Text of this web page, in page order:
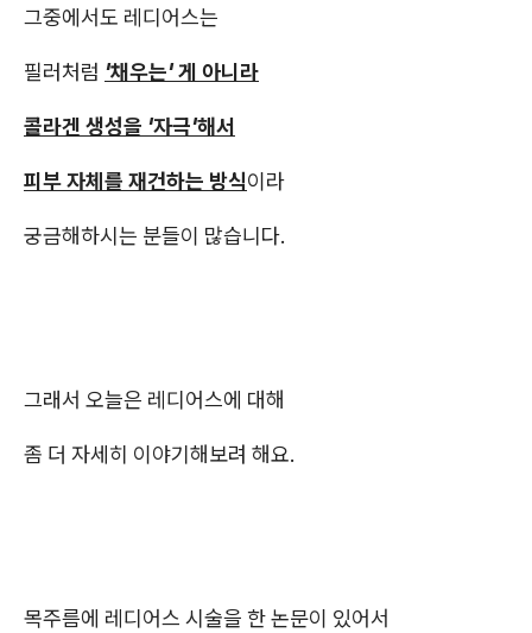
그중에서도 레디어스는
필러처럼 '채우는' 게 아니라
콜라겐 생성을 '자극'해서
피부 자체를 재건하는 방식이라
궁금해하시는 분들이 많습니다.
그래서 오늘은 레디어스에 대해
좀 더 자세히 이야기해보려 해요.
목주름에 레디어스 시술을 한 논문이 있어서